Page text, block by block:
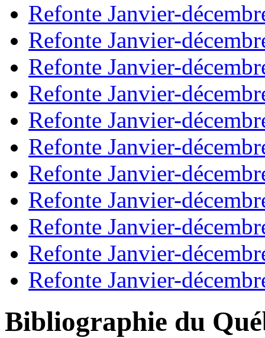
Refonte Janvier-
Refonte Janvier-
Refonte Janvier-
Refonte Janvier-
Refonte Janvier-
Refonte Janvier-
Refonte Janvier-
Refonte Janvier-
Refonte Janvier-
Refonte Janvier-
Refonte Janvier-
Bibliographie du